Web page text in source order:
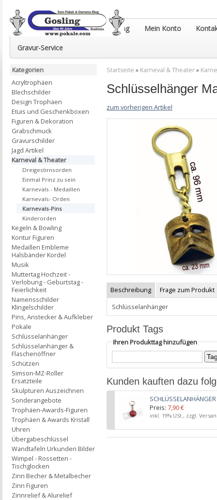
Euro-Pokale & Gravur-Shop Gosling Mein Konto
Gravur-Service
Startseite » Karneval & Theater»
Schlüsselhänger
zum vorherigen Artikel
Beschreibung
Frage zum Produkt
Schlüsselanhänger
Produkt Tags
Ihren Produkttag hinzufügen
Kunden kauften dazu
Preis: 7,90 €
inkl. 19% USt., zzgl.
Kategorien
Acryltrophäen
Blechschilder
Design Trophäen
Etuis und Geschenkboxen
Figuren & Dekoration
Grabschmuck
Gravurschilder
Jagd Artikel
Karneval & Theater
Dreigestirnsorden
Einmal Prinz zu sein
Karnevals - Medaillen
Karnevals- Orden
Karnevals-Pins
Kinderorden
Kegeln & Bowling
Kontur Figuren
Medaillen Embleme
Halsbänder Kordel
Musik
Muttertag Hochzeit -
Verlobung - Geburtstag -
Feierlichkeit
Namensschilder
Klingelschilder
Pins, Anstecker & Aufkleber
Pokale
Schlüsselanhänger
Schlüsselanhänger &
Flaschenöffner
Schützen
Simson-MZ-Roller
Ersatzteile
Skulpturen Auszeichnen
Sonderangebote
Trophäen-Awards-Figuren
Trophäen & Awards Kristall
Uhren
Übergabeschlüssel
Wandtafeln Urkunden Bilder
Wimpel - Rossetten -
Tischglocken
Zinn Becher & Metalbecher
Zinn Figuren
Zinnrelief & Alurelief